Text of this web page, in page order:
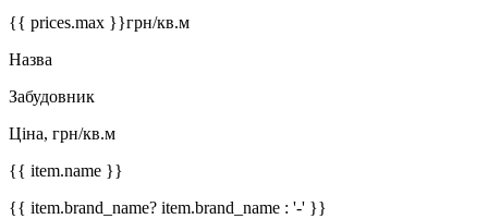
{{ prices.max }}грн/кв.м
Назва
Забудовник
Ціна, грн/кв.м
{{ item.name }}
{{ item.brand_name? item.brand_name : '-' }}